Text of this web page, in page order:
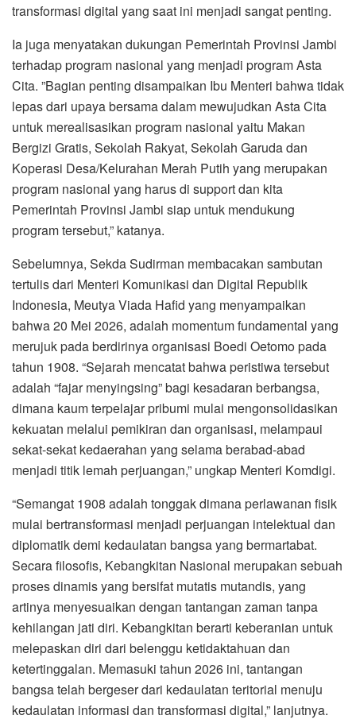
transformasi digital yang saat ini menjadi sangat penting.
Ia juga menyatakan dukungan Pemerintah Provinsi Jambi
terhadap program nasional yang menjadi program Asta
Cita. ”Bagian penting disampaikan Ibu Menteri bahwa tidak
lepas dari upaya bersama dalam mewujudkan Asta Cita
untuk merealisasikan program nasional yaitu Makan
Bergizi Gratis, Sekolah Rakyat, Sekolah Garuda dan
Koperasi Desa/Kelurahan Merah Putih yang merupakan
program nasional yang harus di support dan kita
Pemerintah Provinsi Jambi siap untuk mendukung
program tersebut,” katanya.
Sebelumnya, Sekda Sudirman membacakan sambutan
tertulis dari Menteri Komunikasi dan Digital Republik
Indonesia, Meutya Viada Hafid yang menyampaikan
bahwa 20 Mei 2026, adalah momentum fundamental yang
merujuk pada berdirinya organisasi Boedi Oetomo pada
tahun 1908. “Sejarah mencatat bahwa peristiwa tersebut
adalah “fajar menyingsing” bagi kesadaran berbangsa,
dimana kaum terpelajar pribumi mulai mengonsolidasikan
kekuatan melalui pemikiran dan organisasi, melampaui
sekat-sekat kedaerahan yang selama berabad-abad
menjadi titik lemah perjuangan,” ungkap Menteri Komdigi.
“Semangat 1908 adalah tonggak dimana perlawanan fisik
mulai bertransformasi menjadi perjuangan intelektual dan
diplomatik demi kedaulatan bangsa yang bermartabat.
Secara filosofis, Kebangkitan Nasional merupakan sebuah
proses dinamis yang bersifat mutatis mutandis, yang
artinya menyesuaikan dengan tantangan zaman tanpa
kehilangan jati diri. Kebangkitan berarti keberanian untuk
melepaskan diri dari belenggu ketidaktahuan dan
ketertinggalan. Memasuki tahun 2026 ini, tantangan
bangsa telah bergeser dari kedaulatan teritorial menuju
kedaulatan informasi dan transformasi digital,” lanjutnya.